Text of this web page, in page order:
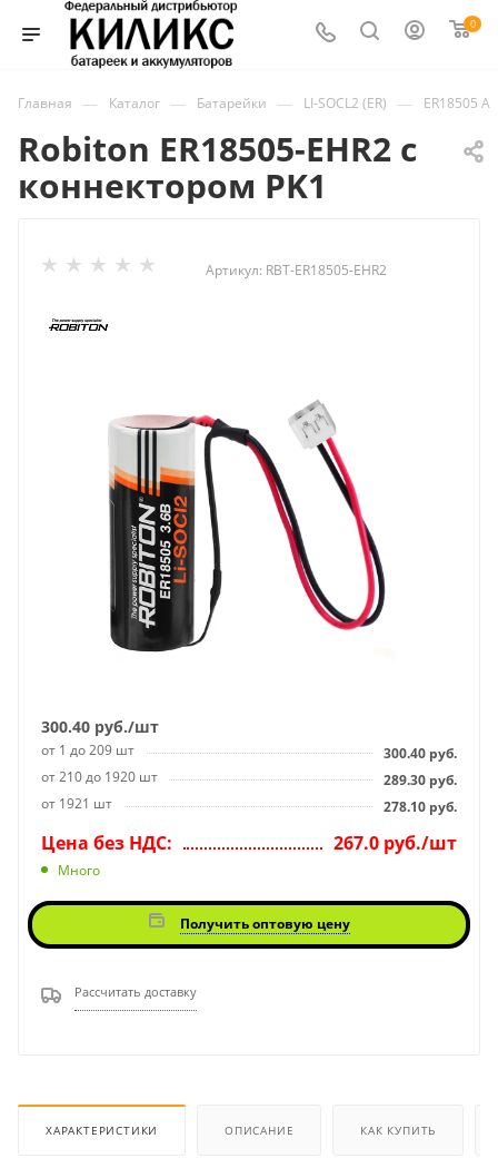
0
Главная — Каталог — Батарейки — LI-SOCL2 (ER) — ER18505 A
Robiton ER18505-EHR2 с
коннектором PK1
Артикул: RBT-ER18505-EHR2
300.40 руб./шт
от 1 до 209 шт 300.40 руб.
от 210 до 1920 шт
289.30 руб.
от 1921 шт
278.10 руб.
Цена без НДС: 267.0 руб./шт
Много
Получить оптовую цену
Рассчитать доставку
ХАРАКТЕРИСТИКИ ОПИСАНИЕ КАК КУПИТЬ